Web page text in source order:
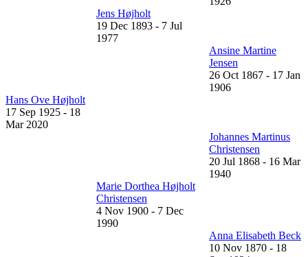
Jens Højholt
19 Dec 1893 - 7 Jul
1977
Ansine Martine
Jensen
26 Oct 1867 - 17 Jan
1906
Hans Ove Højholt
17 Sep 1925 - 18
Mar 2020
Johannes Martinus
Christensen
20 Jul 1868 - 16 Mar
1940
Marie Dorthea Højholt
Christensen
4 Nov 1900 - 7 Dec
1990
Anna Elisabeth Beck
10 Nov 1870 - 18